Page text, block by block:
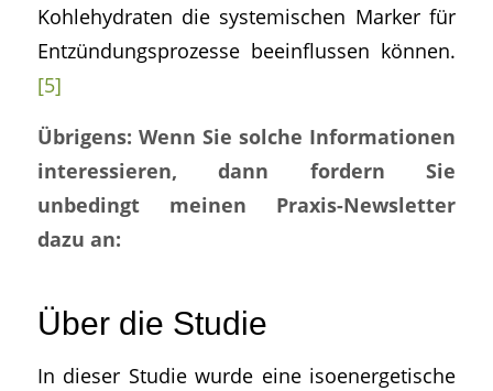
Kohlehydraten die systemischen Marker für
Entzündungsprozesse beeinflussen können.
[5]
Übrigens: Wenn Sie solche Informationen
interessieren, dann fordern Sie
unbedingt meinen Praxis-Newsletter
dazu an:
Über die Studie
In dieser Studie wurde eine isoenergetische